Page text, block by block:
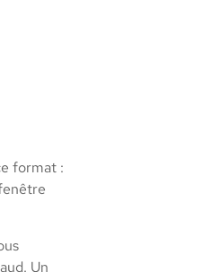
format :
Un